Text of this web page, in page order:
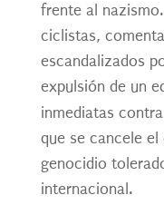
frente al
ciclistas,
escandalizados
expulsión de un
inmediatas contra
que se cancele el
genocidio
internacional.